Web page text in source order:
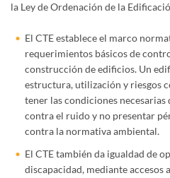
la Ley de Ordenación de la
El CTE establece el marco
requerimientos básicos de
construcción de edificios. Un
estructura, utilización y riesgos
tener las condiciones
contra el ruido y no presentar
contra la normativa ambiental.
El CTE también da igualdad de
discapacidad, mediante accesos